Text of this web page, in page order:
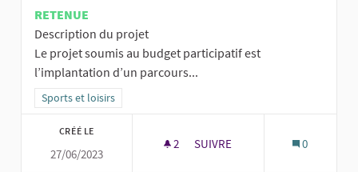
RETENUE
Description du projet
Le projet soumis au budget participatif est
l’implantation d’un parcours...
Filtrer les résultats de la catégorie : Sports et loisirs
Sports et loisirs
CRÉÉ LE
27/06/2023
2 2 ABONNÉS
SUIVRE 0